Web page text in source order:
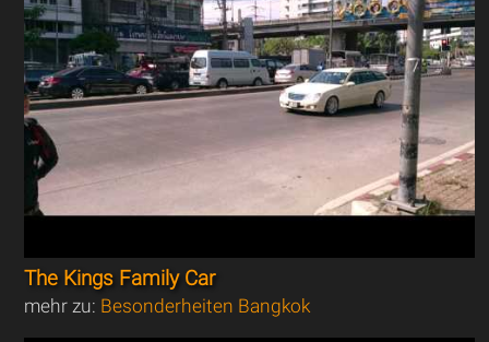
The Kings Family Car
mehr zu: Besonderheiten Bangkok